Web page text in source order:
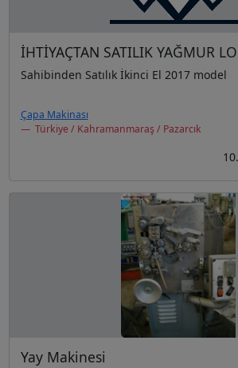
İHTİYAÇTAN SATILIK YAĞMUR
Sahibinden Satılık İkinci El 2017 model
Çapa Makinası
Türkiye / Kahramanmaraş / Pazarcık
Yay Makinesi